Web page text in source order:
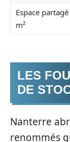
Espace
m²
LES
DE
Nanterre
renommés